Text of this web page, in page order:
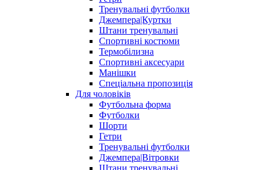
Тренувальні футболки
Джемпера|Куртки
Штани тренувальні
Спортивні костюми
Термобілизна
Спортивні аксесуари
Манішки
Спеціальна пропозиція
Для чоловіків
Футбольна форма
Футболки
Шорти
Гетри
Тренувальні футболки
Джемпера|Вітровки
Штани тренувальні